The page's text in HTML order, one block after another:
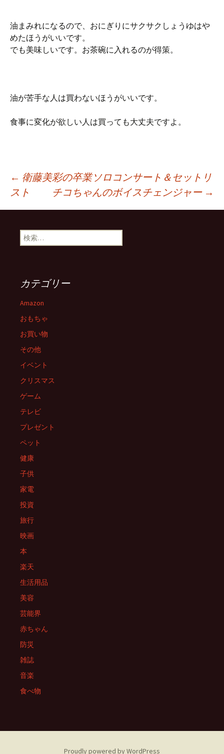
油まみれになるので、おにぎりにサクサクしょうゆはや
めたほうがいいです。
でも美味しいです。お茶碗に入れるのが得策。
油が苦手な人は買わないほうがいいです。
食事に変化が欲しい人は買っても大丈夫ですよ。
投
稿
ナ
ビ
ゲ
ー
シ
ョ
ン
← 衛藤美彩の卒業ソロコンサート＆セットリ
スト
チコちゃんのボイスチェンジャー →
検
索:
カテゴリー
Amazon
おもちゃ
お買い物
その他
イベント
クリスマス
ゲーム
テレビ
プレゼント
ペット
健康
子供
家電
投資
旅行
映画
本
楽天
生活用品
美容
芸能界
赤ちゃん
防災
雑誌
音楽
食べ物
Proudly powered by WordPress